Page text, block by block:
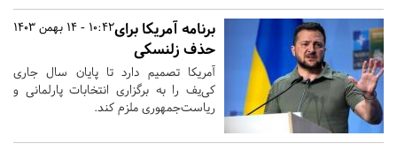
10:42 - 14 بهمن 1403برنامه‌ آمریکا برای
حذف زلنسکی
آمریکا تصمیم دارد تا پایان سال جاری
کی‌یف را به برگزاری انتخابات پارلمانی و
ریاست‌جمهوری ملزم کند.